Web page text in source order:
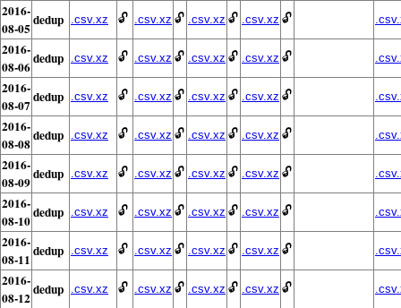
2016-
08-05 dedup .csv.xz 🔓 .csv.xz 🔓 .csv.xz 🔓 .csv.xz 🔓
2016-
08-06dedup .csv.xz 🔓 .csv.xz 🔓 .csv.xz 🔓 .csv.xz 🔓
2016-
08-07dedup .csv.xz 🔓 .csv.xz 🔓 .csv.xz 🔓 .csv.xz 🔓
2016-
08-08dedup .csv.xz 🔓 .csv.xz 🔓 .csv.xz 🔓 .csv.xz 🔓
2016-
08-09dedup .csv.xz 🔓 .csv.xz 🔓 .csv.xz 🔓 .csv.xz 🔓
2016-
08-10dedup .csv.xz 🔓 .csv.xz 🔓 .csv.xz 🔓 .csv.xz 🔓
2016-
08-11 dedup .csv.xz 🔓 .csv.xz 🔓 .csv.xz 🔓 .csv.xz 🔓
2016-
08-12dedup .csv.xz 🔓 .csv.xz 🔓 .csv.xz 🔓 .csv.xz 🔓